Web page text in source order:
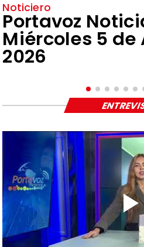
Noticiero
Portavoz
Miércoles 5 de
2026